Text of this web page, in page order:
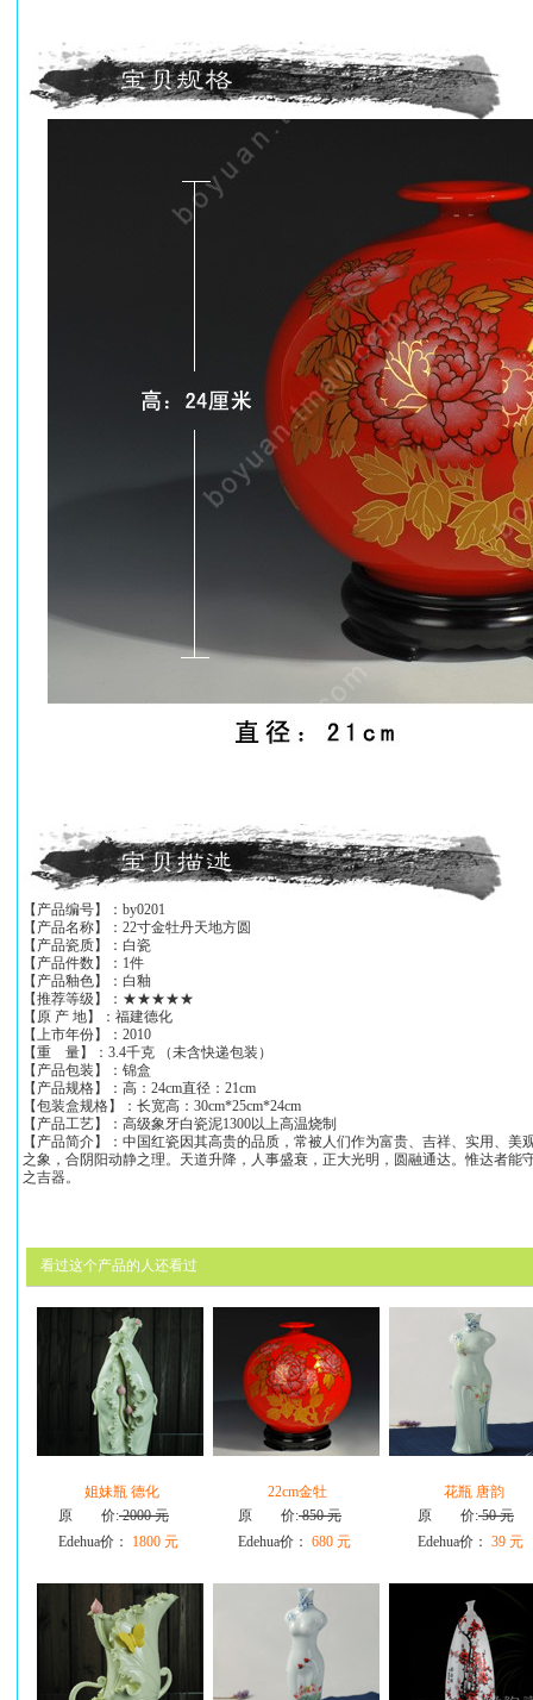
【产品编号】：by0201
【产品名称】：22寸金牡丹天地方圆
【产品瓷质】：白瓷
【产品件数】：1件
【产品釉色】：白釉
【推荐等级】：★★★★★
【原 产 地】：福建德化
【上市年份】：2010
【重 量】：3.4千克 （未含快递包装）
【产品包装】：锦盒
【产品规格】：高：24cm直径：21cm
【包装盒规格】：长宽高：30cm*25cm*24cm
【产品工艺】：高级象牙白瓷泥1300以上高温烧制
【产品简介】：中国红瓷因其高贵的品质，常被人们作为富贵、吉祥、实用、
之象，合阴阳动静之理。天道升降，人事盛衰，正大光明，圆融通达。惟达者
之吉器。
看过这个产品的人还看过
姐妹瓶 德化
原 价:2000 元
Edehua价：
1800 元
22cm金牡
原 价:850 元
Edehua价： 680 元
花瓶 唐韵
原 价:50 元
Edehua价： 39 元